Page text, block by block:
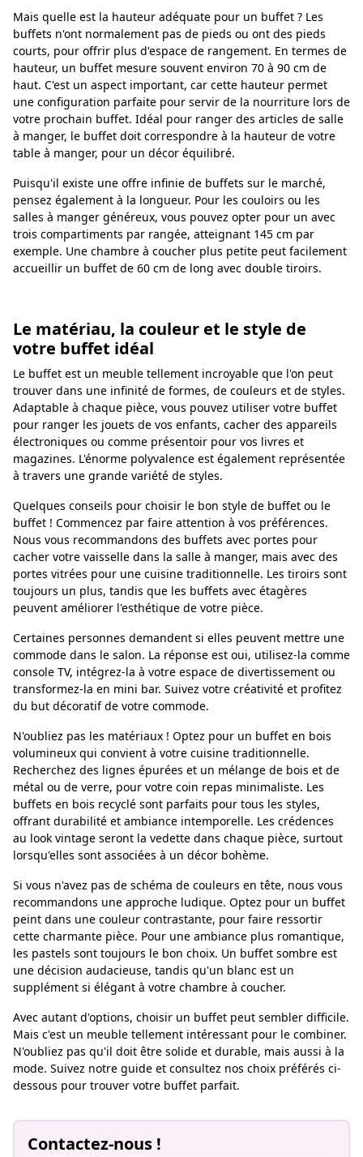
Mais quelle est la hauteur adéquate pour un buffet ? Les
buffets n'ont normalement pas de pieds ou ont des pieds
courts, pour offrir plus d'espace de rangement. En termes de
hauteur, un buffet mesure souvent environ 70 à 90 cm de
haut. C'est un aspect important, car cette hauteur permet
une configuration parfaite pour servir de la nourriture lors de
votre prochain buffet. Idéal pour ranger des articles de salle
à manger, le buffet doit correspondre à la hauteur de votre
table à manger, pour un décor équilibré.
Puisqu'il existe une offre infinie de buffets sur le marché,
pensez également à la longueur. Pour les couloirs ou les
salles à manger généreux, vous pouvez opter pour un avec
trois compartiments par rangée, atteignant 145 cm par
exemple. Une chambre à coucher plus petite peut facilement
accueillir un buffet de 60 cm de long avec double tiroirs.
Le matériau, la couleur et le style de
votre buffet idéal
Le buffet est un meuble tellement incroyable que l'on peut
trouver dans une infinité de formes, de couleurs et de styles.
Adaptable à chaque pièce, vous pouvez utiliser votre buffet
pour ranger les jouets de vos enfants, cacher des appareils
électroniques ou comme présentoir pour vos livres et
magazines. L'énorme polyvalence est également représentée
à travers une grande variété de styles.
Quelques conseils pour choisir le bon style de buffet ou le
buffet ! Commencez par faire attention à vos préférences.
Nous vous recommandons des buffets avec portes pour
cacher votre vaisselle dans la salle à manger, mais avec des
portes vitrées pour une cuisine traditionnelle. Les tiroirs sont
toujours un plus, tandis que les buffets avec étagères
peuvent améliorer l'esthétique de votre pièce.
Certaines personnes demandent si elles peuvent mettre une
commode dans le salon. La réponse est oui, utilisez-la comme
console TV, intégrez-la à votre espace de divertissement ou
transformez-la en mini bar. Suivez votre créativité et profitez
du but décoratif de votre commode.
N'oubliez pas les matériaux ! Optez pour un buffet en bois
volumineux qui convient à votre cuisine traditionnelle.
Recherchez des lignes épurées et un mélange de bois et de
métal ou de verre, pour votre coin repas minimaliste. Les
buffets en bois recyclé sont parfaits pour tous les styles,
offrant durabilité et ambiance intemporelle. Les crédences
au look vintage seront la vedette dans chaque pièce, surtout
lorsqu'elles sont associées à un décor bohème.
Si vous n'avez pas de schéma de couleurs en tête, nous vous
recommandons une approche ludique. Optez pour un buffet
peint dans une couleur contrastante, pour faire ressortir
cette charmante pièce. Pour une ambiance plus romantique,
les pastels sont toujours le bon choix. Un buffet sombre est
une décision audacieuse, tandis qu'un blanc est un
supplément si élégant à votre chambre à coucher.
Avec autant d'options, choisir un buffet peut sembler difficile.
Mais c'est un meuble tellement intéressant pour le combiner.
N'oubliez pas qu'il doit être solide et durable, mais aussi à la
mode. Suivez notre guide et consultez nos choix préférés ci-
dessous pour trouver votre buffet parfait.
Contactez-nous !